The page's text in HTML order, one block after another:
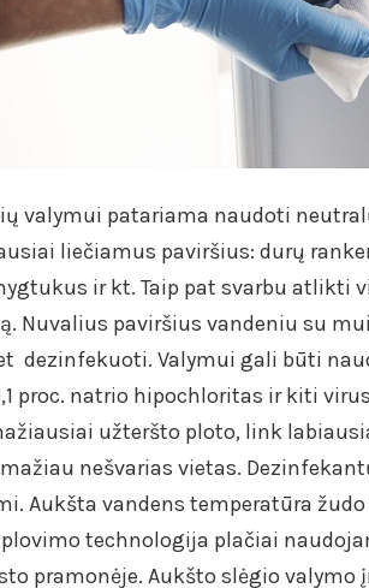
valymui patariama naudoti
liečiamus paviršius: durų
ir kt. Taip pat svarbu atlikti
Nuvalius paviršius vandeniu su
dezinfekuoti. Valymui gali būti
proc. natrio hipochloritas ir kiti
užteršto ploto, link
nešvarias vietas.
Aukšta vandens temperatūra
technologija plačiai
pramonėje. Aukšto slėgio